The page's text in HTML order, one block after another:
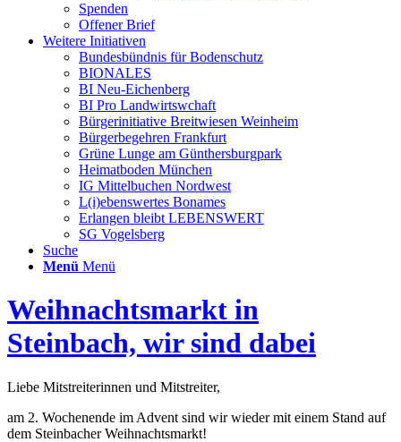
Spenden
Offener Brief
Weitere Initiativen
Bundesbündnis für Bodenschutz
BIONALES
BI Neu-Eichenberg
BI Pro Landwirtswchaft
Bürgerinitiative Breitwiesen Weinheim
Bürgerbegehren Frankfurt
Grüne Lunge am Günthersburgpark
Heimatboden München
IG Mittelbuchen Nordwest
L(i)ebenswertes Bonames
Erlangen bleibt LEBENSWERT
SG Vogelsberg
Suche
Menü Menü
Weihnachtsmarkt in
Steinbach, wir sind dabei
Liebe Mitstreiterinnen und Mitstreiter,
am 2. Wochenende im Advent sind wir wieder mit einem Stand auf
dem Steinbacher Weihnachtsmarkt!